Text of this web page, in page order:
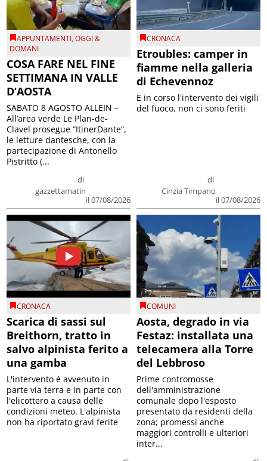
APPUNTAMENTI,OGGI &
DOMANI
COSA FARE NEL FINE
SETTIMANA IN VALLE
D’AOSTA
di
gazzettamatin
il 07/08/2026
SABATO 8 AGOSTO ALLEIN –
All’area verde Le Plan-de-
Clavel prosegue “ItinerDante”,
le letture dantesche, con la
partecipazione di Antonello
Pistritto (...
CRONACA
Etroubles: camper in
fiamme nella galleria
di Echevennoz
di
Cinzia Timpano
il 07/08/2026
E in corso l'intervento dei vigili
del fuoco, non ci sono feriti
CRONACA
Scarica di sassi sul
Breithorn, tratto in
salvo alpinista ferito a
una gamba
L'intervento è avvenuto in
parte via terra e in parte con
l'elicottero a causa delle
condizioni meteo. L'alpinista
non ha riportato gravi ferite
COMUNI
Aosta, degrado in via
Festaz: installata una
telecamera alla Torre
del Lebbroso
Prime contromosse
dell'amministrazione
comunale dopo l'esposto
presentato da residenti della
zona; promessi anche
maggiori controlli e ulteriori
inter...